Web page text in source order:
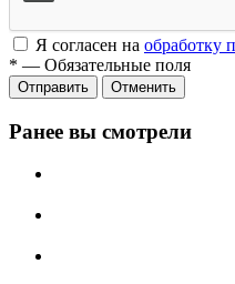
Я согласен на обработку
* — Обязательные поля
Отменить
Ранее вы смотрели